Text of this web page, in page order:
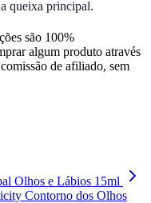
queixa principal.
são 100%
algum produto através
de afiliado, sem
Olhos e Lábios 15ml
Contorno dos Olhos